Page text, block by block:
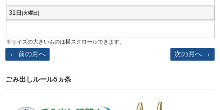
31日 (火曜日)
前の月へ 次の月へ
ごみ出しルール5ヵ条